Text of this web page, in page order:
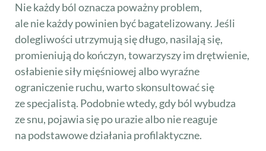
Nie każdy ból oznacza poważny problem,
ale nie każdy powinien być bagatelizowany. Jeśli
dolegliwości utrzymują się długo, nasilają się,
promieniują do kończyn, towarzyszy im drętwienie,
osłabienie siły mięśniowej albo wyraźne
ograniczenie ruchu, warto skonsultować się
ze specjalistą. Podobnie wtedy, gdy ból wybudza
ze snu, pojawia się po urazie albo nie reaguje
na podstawowe działania profilaktyczne.